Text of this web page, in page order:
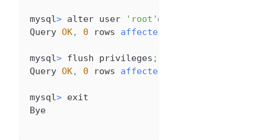
mysql> alter user 'root'@
Query OK, 0 rows affected
mysql> flush privileges ;
Query OK, 0 rows affected
mysql> exit
Bye